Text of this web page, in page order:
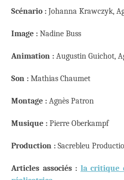
Scénario : Johanna Krawczyk,
Image : Nadine Buss
Animation : Augustin Guichot,
Son : Mathias Chaumet
Montage : Agnès Patron
Musique : Pierre Oberkampf
Production : Sacrebleu
Articles associés : la critique